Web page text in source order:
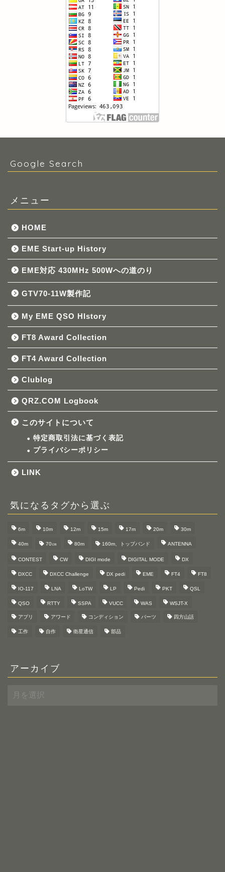
Google Search
メニュー
HOME
EME Start-up History
EME対応 430MHz 500Wへの道のり
GTV70-11W製作記
My EME QSO HIstory
FT8 Award Collection
FT4 Award Collection
Clublog
QRZ.COM Logbook
このサイトについて
特定商取引法に基づく表記
プライバシーポリシー
LINK
気になるタグから選ぶ
6m 10m 12m 15m 17m 20m 30m
40m 70㎝ 80m 160m、トップバンド ANTENNA
CONTEST CW DIGI mode DIGITAL MODE DX
DXCC DXCC Challenge DX pedi EME FT4 FT8
IO-117 LNA LoTW LP Pedi PKT QSL
QSO RTTY SSPA VUCC WAS WSJT-X
アプリ アワード コンディション パーツ 四方山話
工作 自作 衛星通信 部品
アーカイブ
ー